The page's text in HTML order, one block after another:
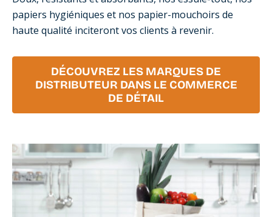
papiers hygiéniques et nos papier-mouchoirs de
haute qualité inciteront vos clients à revenir.
DÉCOUVREZ LES MARQUES DE
DISTRIBUTEUR DANS LE COMMERCE
DE DÉTAIL